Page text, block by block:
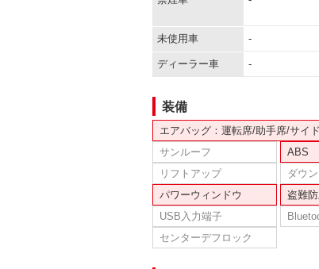
未使用車 -
ディーラー車 -
装備
エアバッグ：運転席/助手席/サイド
サンルーフ
ABS
リフトアップ
ダウ
パワーウィンドウ
盗難
USB入力端子
センターデフロック